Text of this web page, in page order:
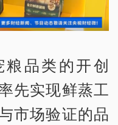
品类的开创
先实现鲜蒸工
市场验证的品